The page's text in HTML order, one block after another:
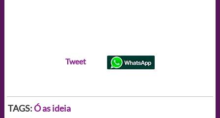
Tweet
TAGS:Ó as ideia